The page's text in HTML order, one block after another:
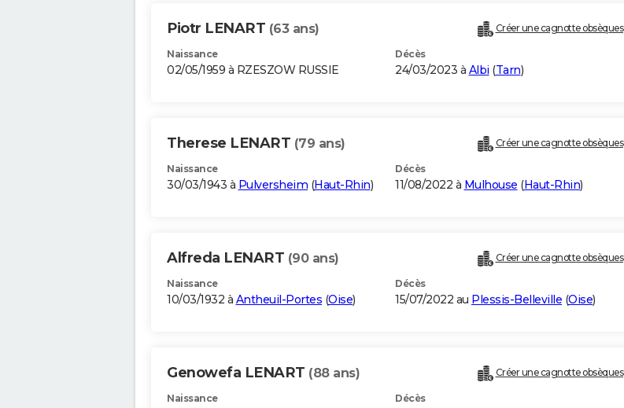
Piotr LENART (63 ans) Créer une cagnotte obsèques
Naissance
02/05/1959 à RZESZOW RUSSIE
Décès
24/03/2023 à Albi (Tarn)
Therese LENART (79 ans) Créer une cagnotte obsèques
Naissance
30/03/1943 à Pulversheim (Haut-Rhin)
Décès
11/08/2022 à Mulhouse (Haut-Rhin)
Alfreda LENART (90 ans) Créer une cagnotte obsèques
Naissance
10/03/1932 à Antheuil-Portes (Oise)
Décès
15/07/2022 au Plessis-Belleville (Oise)
Genowefa LENART (88 ans) Créer une cagnotte obsèques
Naissance Décès